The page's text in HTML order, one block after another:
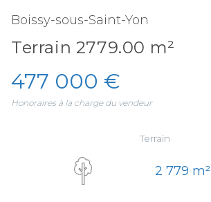
Boissy-sous-Saint-Yon
Terrain 2779.00 m²
477 000 €
Honoraires à la charge du vendeur
Terrain
2 779 m²